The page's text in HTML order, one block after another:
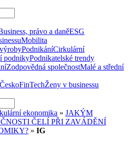
právo a daněESG
Mobilita
PodnikáníCirkulární
podnikyPodnikatelské trendy
Zodpovědná společnostMalé a střední
FinTechŽeny v businessu
ekonomika » JAKÝM
ČELÍ PŘI ZAVÁDĚNÍ
» IG